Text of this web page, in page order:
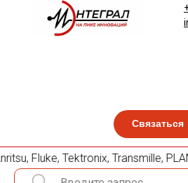
Связаться
Fluke, Tektronix, Transmille,